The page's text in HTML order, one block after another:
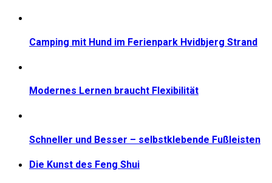
Camping mit Hund im Ferienpark Hvidbjerg Strand
Modernes Lernen braucht Flexibilität
Schneller und Besser – selbstklebende Fußleisten
Die Kunst des Feng Shui